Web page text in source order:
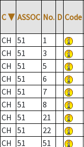
C ▼ ASSOC No. D Code
CH
51 1
CH
51 3
CH
51 5
CH
51 6
CH
51 7
CH
51 8
CH
51 21
CH
51 22
CH
51 51